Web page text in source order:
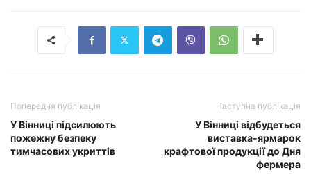
Попередня публікація
У Вінниці підсилюють
пожежну безпеку
тимчасових укриттів
Наступна публікація
У Вінниці відбудеться
виставка-ярмарок
крафтової продукції до Дня
фермера